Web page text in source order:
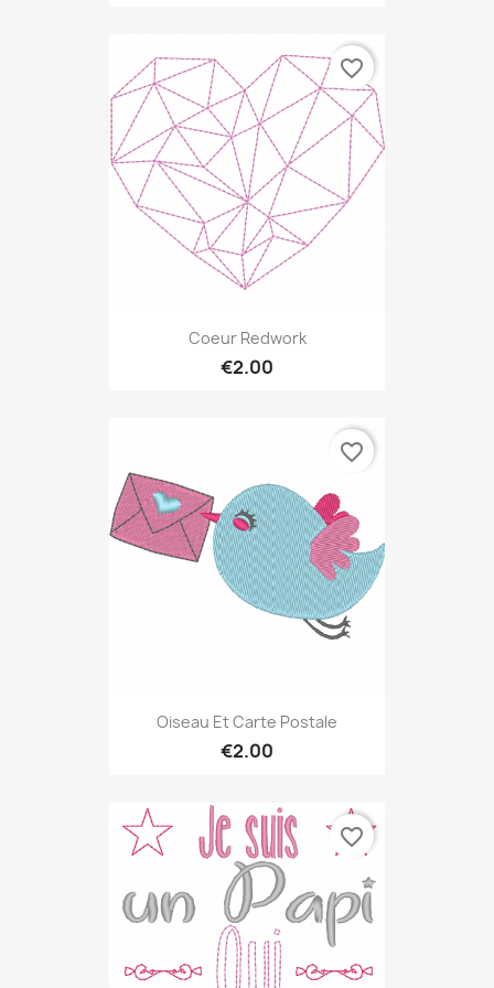
Coeur Redwork
€2.00
favorite_border
Oiseau Et Carte Postale
€2.00
favorite_border
favorite_border